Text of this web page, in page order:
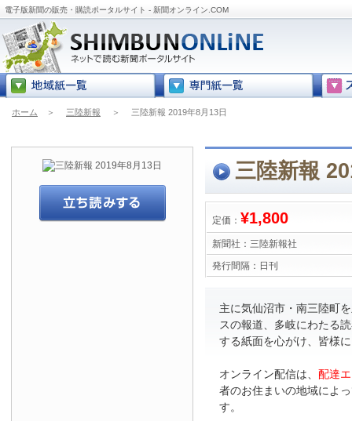
電子版新聞の販売・購読ポータルサイト - 新聞オンライン.COM
ホーム ＞ 三陸新報 ＞ 三陸新報 2019年8月13日
三陸新報
定価： ¥1,800
新聞社： 三陸新報社
発行間隔： 日刊
主に気仙沼市・南三陸町
スの報道、多岐にわたる
する紙面を心がけ、皆様
オンライン配信は、 配達
者のお住まいの地域によ
す。